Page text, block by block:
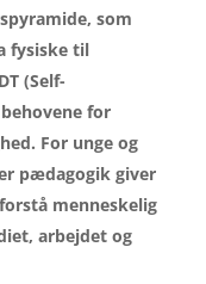
som
fysiske til
(Self-
for
For unge og
pædagogik giver
menneskelig
arbejdet og